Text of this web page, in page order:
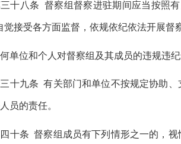
八条 督察组督察进驻期间应当按照
觉接受各方面监督，依规依纪依法开展督
位和个人对督察组及其成员的违规违纪
九条 有关部门和单位不按规定协助
员的责任。
十条 督察组成员有下列情形之一的，